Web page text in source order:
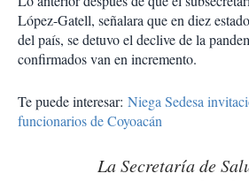
López-Gatell, señalara que en diez
del país, se detuvo el declive de la
confirmados van en incremento.
Te puede interesar: Niega Sedesa
funcionarios de Coyoacán
La Secretaría de